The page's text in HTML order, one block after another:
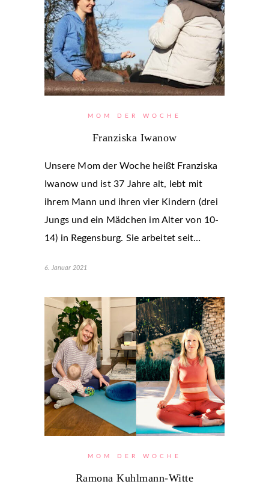
MOM DER WOCHE
Franziska Iwanow
Unsere Mom der Woche heißt Franziska
Iwanow und ist 37 Jahre alt, lebt mit
ihrem Mann und ihren vier Kindern (drei
Jungs und ein Mädchen im Alter von 10-
14) in Regensburg. Sie arbeitet seit…
6. Januar 2021
MOM DER WOCHE
Ramona Kuhlmann-Witte